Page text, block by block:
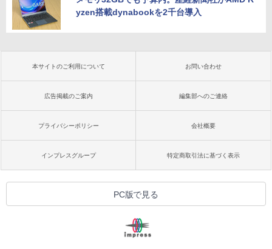
yzen搭載dynabookを2千台導入
本サイトのご利用について お問い合わせ
広告掲載のご案内 編集部へのご連絡
プライバシーポリシー 会社概要
インプレスグループ 特定商取引法に基づく表示
PC版で見る